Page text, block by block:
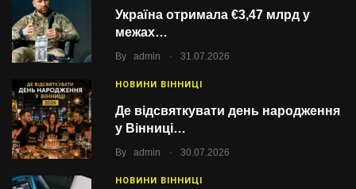
Україна отримала €3,47 млрд у
межах…
By admin 31.07.2026
НОВИНИ ВІННИЦІ
Де відсвяткувати день народження
у Вінниці…
By admin 30.07.2026
НОВИНИ ВІННИЦІ